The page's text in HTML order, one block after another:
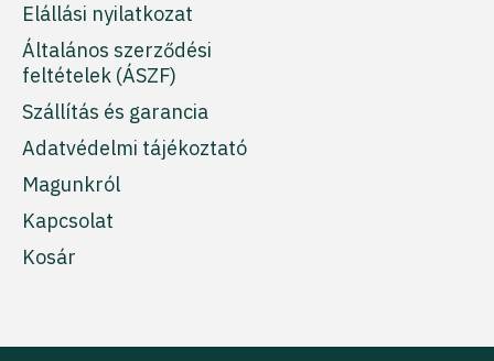
Elállási nyilatkozat
Általános szerződési
feltételek (ÁSZF)
Szállítás és garancia
Adatvédelmi tájékoztató
Magunkról
Kapcsolat
Kosár